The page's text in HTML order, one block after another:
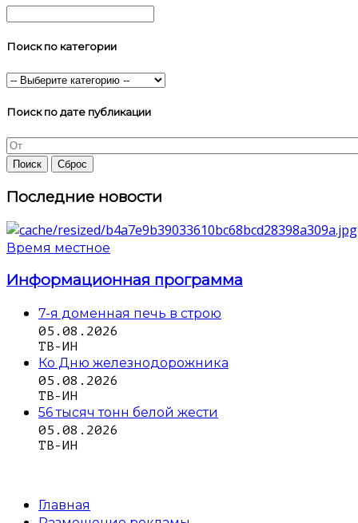
Поиск по категории
Поиск по дате публикации
Последние новости
Время местное
Информационная программа
7-я доменная печь в строю
05.08.2026
ТВ-ИН
Ко Дню железнодорожника
05.08.2026
ТВ-ИН
56 тысяч тонн белой жести
05.08.2026
ТВ-ИН
Главная